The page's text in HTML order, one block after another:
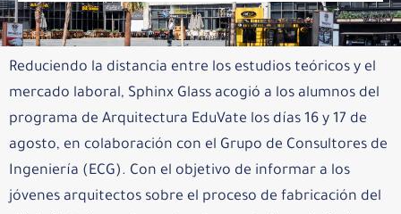
Reduciendo la distancia entre los estudios teóricos y el
mercado laboral, Sphinx Glass acogió a los alumnos del
programa de Arquitectura EduVate los días 16 y 17 de
agosto, en colaboración con el Grupo de Consultores de
Ingeniería (ECG). Con el objetivo de informar a los
jóvenes arquitectos sobre el proceso de fabricación del